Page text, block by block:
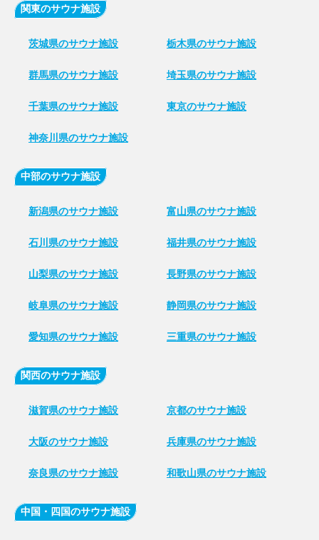
関東のサウナ施設
茨城県のサウナ施設 栃木県のサウナ施設
群馬県のサウナ施設 埼玉県のサウナ施設
千葉県のサウナ施設 東京のサウナ施設
神奈川県のサウナ施設
中部のサウナ施設
新潟県のサウナ施設 富山県のサウナ施設
石川県のサウナ施設 福井県のサウナ施設
山梨県のサウナ施設 長野県のサウナ施設
岐阜県のサウナ施設 静岡県のサウナ施設
愛知県のサウナ施設 三重県のサウナ施設
関西のサウナ施設
滋賀県のサウナ施設 京都のサウナ施設
大阪のサウナ施設 兵庫県のサウナ施設
奈良県のサウナ施設 和歌山県のサウナ施設
中国・四国のサウナ施設